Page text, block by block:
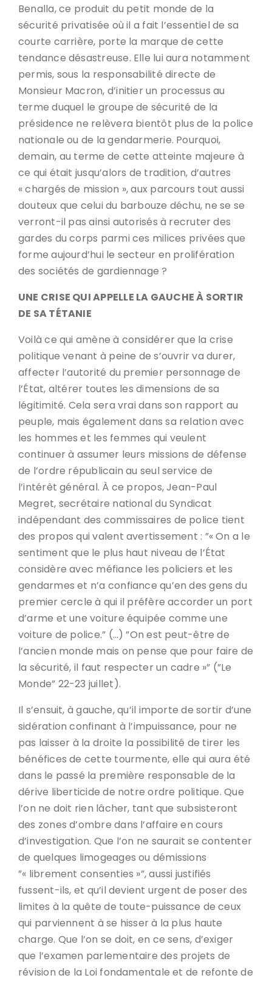
Benalla, ce produit du petit monde de la
sécurité privatisée où il a fait l’essentiel de sa
courte carrière, porte la marque de cette
tendance désastreuse. Elle lui aura notamment
permis, sous la responsabilité directe de
Monsieur Macron, d’initier un processus au
terme duquel le groupe de sécurité de la
présidence ne relèvera bientôt plus de la police
nationale ou de la gendarmerie. Pourquoi,
demain, au terme de cette atteinte majeure à
ce qui était jusqu’alors de tradition, d’autres
« chargés de mission », aux parcours tout aussi
douteux que celui du barbouze déchu, ne se se
verront-il pas ainsi autorisés à recruter des
gardes du corps parmi ces milices privées que
forme aujourd’hui le secteur en prolifération
des sociétés de gardiennage ?
UNE CRISE QUI APPELLE LA GAUCHE À SORTIR
DE SA TÉTANIE
Voilà ce qui amène à considérer que la crise
politique venant à peine de s’ouvrir va durer,
affecter l’autorité du premier personnage de
l’État, altérer toutes les dimensions de sa
légitimité. Cela sera vrai dans son rapport au
peuple, mais également dans sa relation avec
les hommes et les femmes qui veulent
continuer à assumer leurs missions de défense
de l’ordre républicain au seul service de
l’intérêt général. À ce propos, Jean-Paul
Megret, secrétaire national du Syndicat
indépendant des commissaires de police tient
des propos qui valent avertissement : ”« On a le
sentiment que le plus haut niveau de l’État
considère avec méfiance les policiers et les
gendarmes et n’a confiance qu’en des gens du
premier cercle à qui il préfère accorder un port
d’arme et une voiture équipée comme une
voiture de police.” (…) ”On est peut-être de
l’ancien monde mais on pense que pour faire de
la sécurité, il faut respecter un cadre »” (”Le
Monde” 22-23 juillet).
Il s’ensuit, à gauche, qu’il importe de sortir d’une
sidération confinant à l’impuissance, pour ne
pas laisser à la droite la possibilité de tirer les
bénéfices de cette tourmente, elle qui aura été
dans le passé la première responsable de la
dérive liberticide de notre ordre politique. Que
l’on ne doit rien lâcher, tant que subsisteront
des zones d’ombre dans l’affaire en cours
d’investigation. Que l’on ne saurait se contenter
de quelques limogeages ou démissions
”« librement consenties »”, aussi justifiés
fussent-ils, et qu’il devient urgent de poser des
limites à la quête de toute-puissance de ceux
qui parviennent à se hisser à la plus haute
charge. Que l’on se doit, en ce sens, d’exiger
que l’examen parlementaire des projets de
révision de la Loi fondamentale et de refonte de